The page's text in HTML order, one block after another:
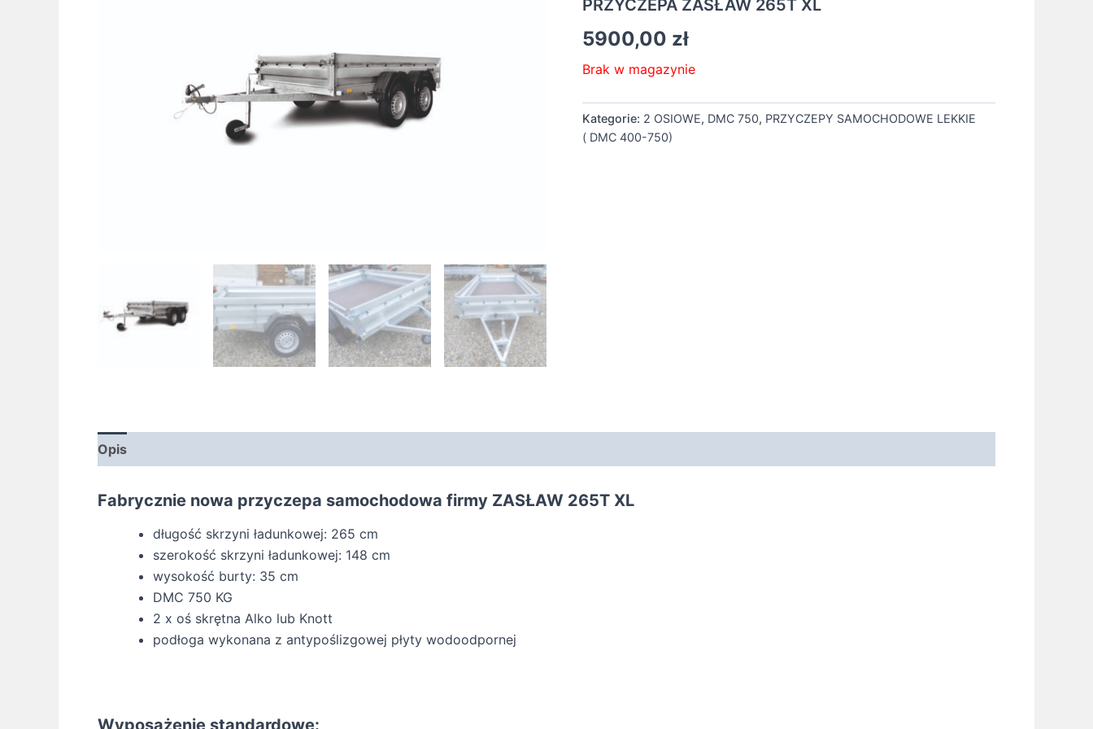
PRZYCZEPA ZASŁAW 265T XL
5900,00 zł
Brak w magazynie
Kategorie: 2 OSIOWE, DMC 750, PRZYCZEPY SAMOCHODOWE LEKKIE
( DMC 400-750)
Opis
Fabrycznie nowa przyczepa samochodowa firmy ZASŁAW 265T XL
długość skrzyni ładunkowej: 265 cm
szerokość skrzyni ładunkowej: 148 cm
wysokość burty: 35 cm
DMC 750 KG
2 x oś skrętna Alko lub Knott
podłoga wykonana z antypoślizgowej płyty wodoodpornej
Wyposażenie standardowe: